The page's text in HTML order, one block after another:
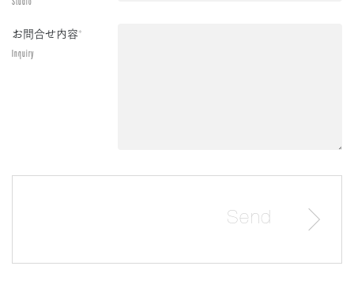
お問合せ内容*
Inquiry